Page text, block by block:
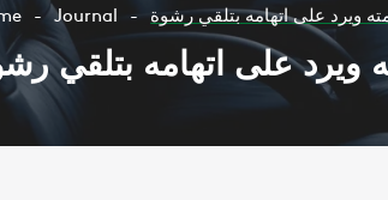
Journal ويرد على اتهامه بتلقي رشوة
على اتهامه بتلقي